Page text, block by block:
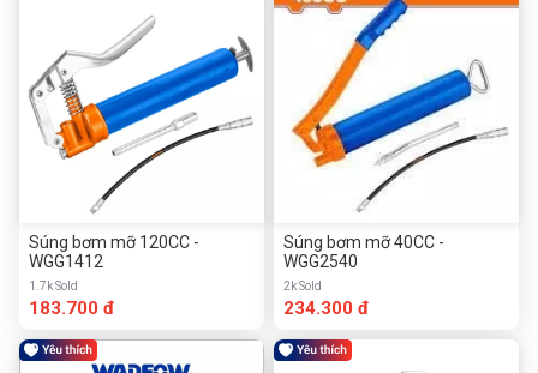
Súng bơm mỡ 120CC -
WGG1412
1.7k Sold
183.700 đ
Súng bơm mỡ 40CC -
WGG2540
2k Sold
234.300 đ